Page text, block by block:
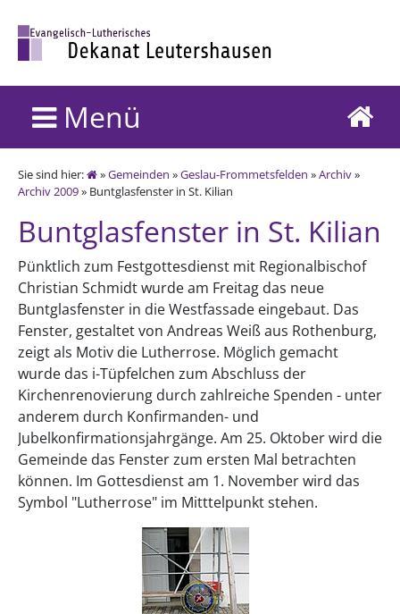
Menü
Sie sind hier: »Gemeinden »Geslau-Frommetsfelden »Archiv»
Archiv 2009» Buntglasfenster in St. Kilian
Buntglasfenster in St. Kilian
Pünktlich zum Festgottesdienst mit Regionalbischof
Christian Schmidt wurde am Freitag das neue
Buntglasfenster in die Westfassade eingebaut. Das
Fenster, gestaltet von Andreas Weiß aus Rothenburg,
zeigt als Motiv die Lutherrose. Möglich gemacht
wurde das i-Tüpfelchen zum Abschluss der
Kirchenrenovierung durch zahlreiche Spenden - unter
anderem durch Konfirmanden- und
Jubelkonfirmationsjahrgänge. Am 25. Oktober wird die
Gemeinde das Fenster zum ersten Mal betrachten
können. Im Gottesdienst am 1. November wird das
Symbol "Lutherrose" im Mitttelpunkt stehen.